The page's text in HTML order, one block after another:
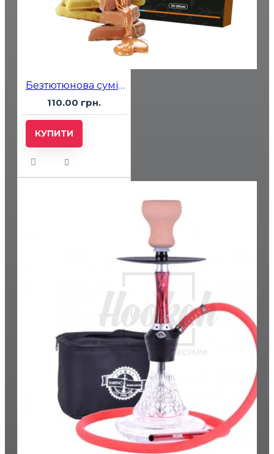
Безтютюнова суміш Bagator Caramel Waffles (Карамельні Вафлі) 50гр
110.00 грн.
КУПИТИ